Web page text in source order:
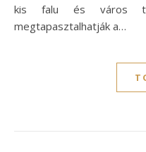
kis falu és város
megtapasztalhatják a…